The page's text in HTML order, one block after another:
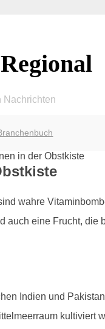
Nachrichten
wahre
auch eine Frucht, die
Indien und
kultiviert